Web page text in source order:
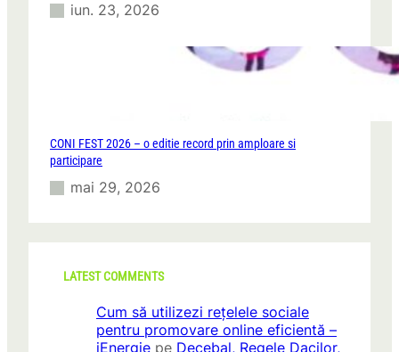
iun. 23, 2026
CONI FEST 2026 – o editie record prin amploare si
participare
mai 29, 2026
LATEST COMMENTS
Cum să utilizezi rețelele sociale
pentru promovare online eficientă –
iEnergie pe Decebal, Regele Dacilor,